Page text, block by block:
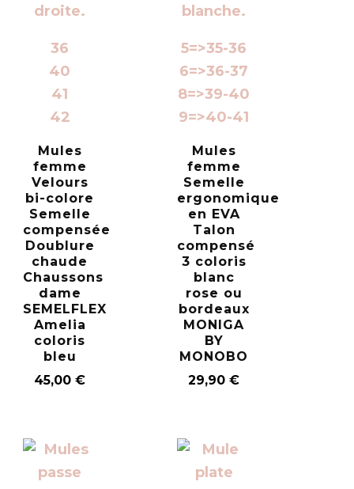
36
40
41
42
Mules
femme
Velours
bi-colore
Semelle
compensée
Doublure
chaude
Chaussons
dame
SEMELFLEX
Amelia
coloris
bleu
45,00€
5=>35-36
6=>36-37
8=>39-40
9=>40-41
Mules
femme
Semelle
ergonomique
en EVA
Talon
compensé
3 coloris
blanc
rose ou
bordeaux
MONIGA
BY
MONOBO
29,90€